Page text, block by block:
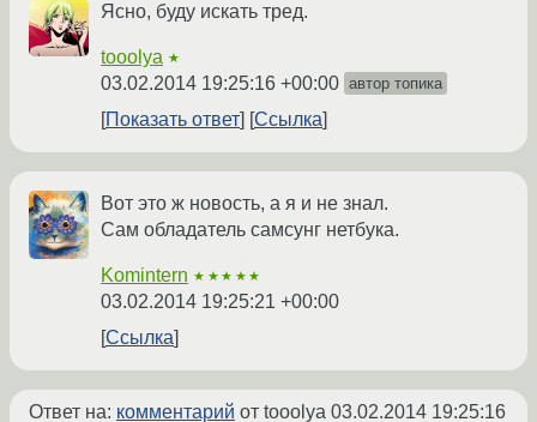
Ясно, буду искать тред.
tooolya ★
03.02.2014 19:25:16 +00:00 автор топика
Показать ответ Ссылка
Вот это ж новость, а я и не знал.
Сам обладатель самсунг нетбука.
Komintern ★★★★★
03.02.2014 19:25:21 +00:00
Ссылка
Ответ на: комментарий от tooolya 03.02.2014 19:25:16